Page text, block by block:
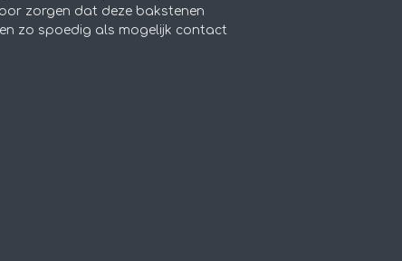
zorgen dat deze bakstenen
zo spoedig als mogelijk contact